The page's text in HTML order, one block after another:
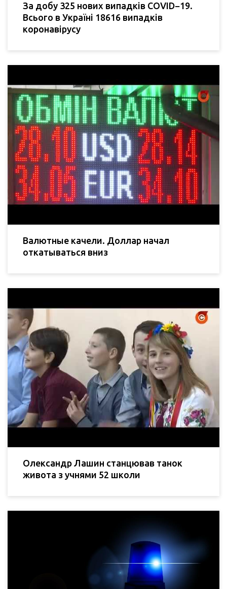
За добу 325 нових випадків COVID−19.
Всього в Україні 18616 випадків
коронавірусу
Валютные качели. Доллар начал
откатываться вниз
Олександр Лашин станцював танок
живота з учнями 52 школи